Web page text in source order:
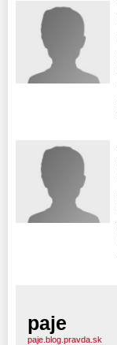
paje
paje.blog.pravda.sk